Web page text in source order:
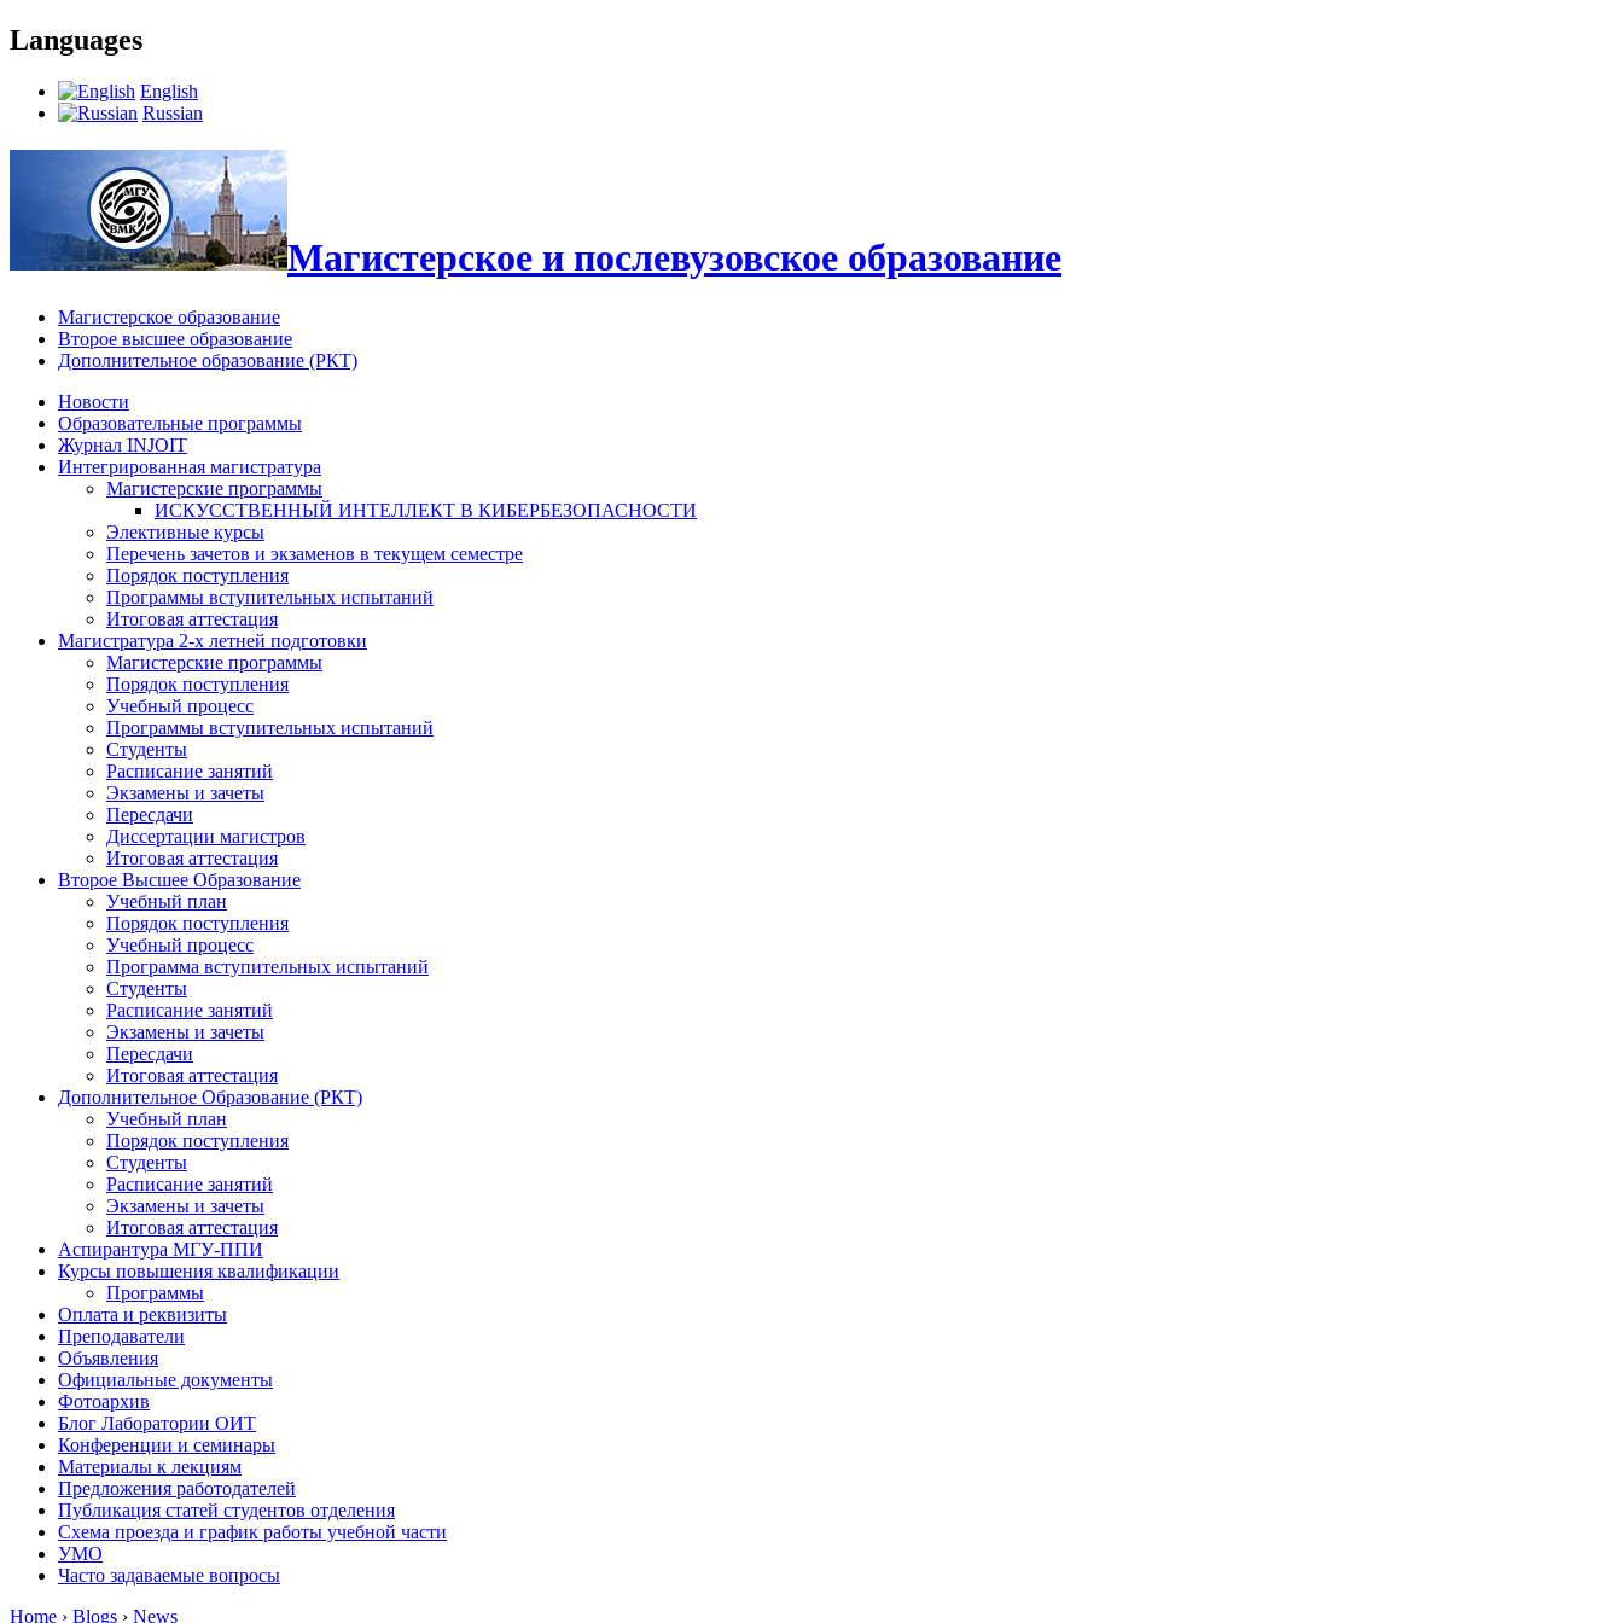
Languages
English
Russian
Магистерское и послевузовское образование
Магистерское образование
Второе высшее образование
Дополнительное образование (РКТ)
Новости
Образовательные программы
Журнал INJOIT
Интегрированная магистратура
Магистерские программы
ИСКУССТВЕННЫЙ ИНТЕЛЛЕКТ В КИБЕРБЕЗОПАСНОСТИ
Элективные курсы
Перечень зачетов и экзаменов в текущем семестре
Порядок поступления
Программы вступительных испытаний
Итоговая аттестация
Магистратура 2-х летней подготовки
Магистерские программы
Порядок поступления
Учебный процесс
Программы вступительных испытаний
Студенты
Расписание занятий
Экзамены и зачеты
Пересдачи
Диссертации магистров
Итоговая аттестация
Второе Высшее Образование
Учебный план
Порядок поступления
Учебный процесс
Программа вступительных испытаний
Студенты
Расписание занятий
Экзамены и зачеты
Пересдачи
Итоговая аттестация
Дополнительное Образование (РКТ)
Учебный план
Порядок поступления
Студенты
Расписание занятий
Экзамены и зачеты
Итоговая аттестация
Аспирантура МГУ-ППИ
Курсы повышения квалификации
Программы
Оплата и реквизиты
Преподаватели
Объявления
Официальные документы
Фотоархив
Блог Лаборатории ОИТ
Конференции и семинары
Материалы к лекциям
Предложения работодателей
Публикация статей студентов отделения
Схема проезда и график работы учебной части
УМО
Часто задаваемые вопросы
Home › Blogs › News